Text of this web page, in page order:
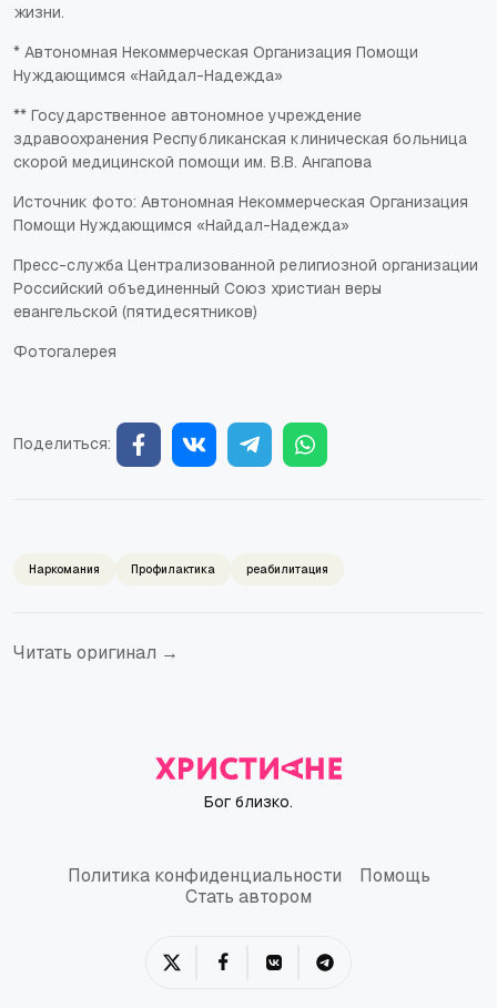
жизни.
* Автономная Некоммерческая Организация Помощи
Нуждающимся «Найдал-Надежда»
** Государственное автономное учреждение
здравоохранения Республиканская клиническая больница
скорой медицинской помощи им. В.В. Ангапова
Источник фото: Автономная Некоммерческая Организация
Помощи Нуждающимся «Найдал-Надежда»
Пресс-служба Централизованной религиозной организации
Российский объединенный Союз христиан веры
евангельской (пятидесятников)
Фотогалерея
Поделиться:
Наркомания Профилактика реабилитация
Читать оригинал →
Бог близко.
Политика конфиденциальности
Политика конфиденциальности
Помощь
Стать автором